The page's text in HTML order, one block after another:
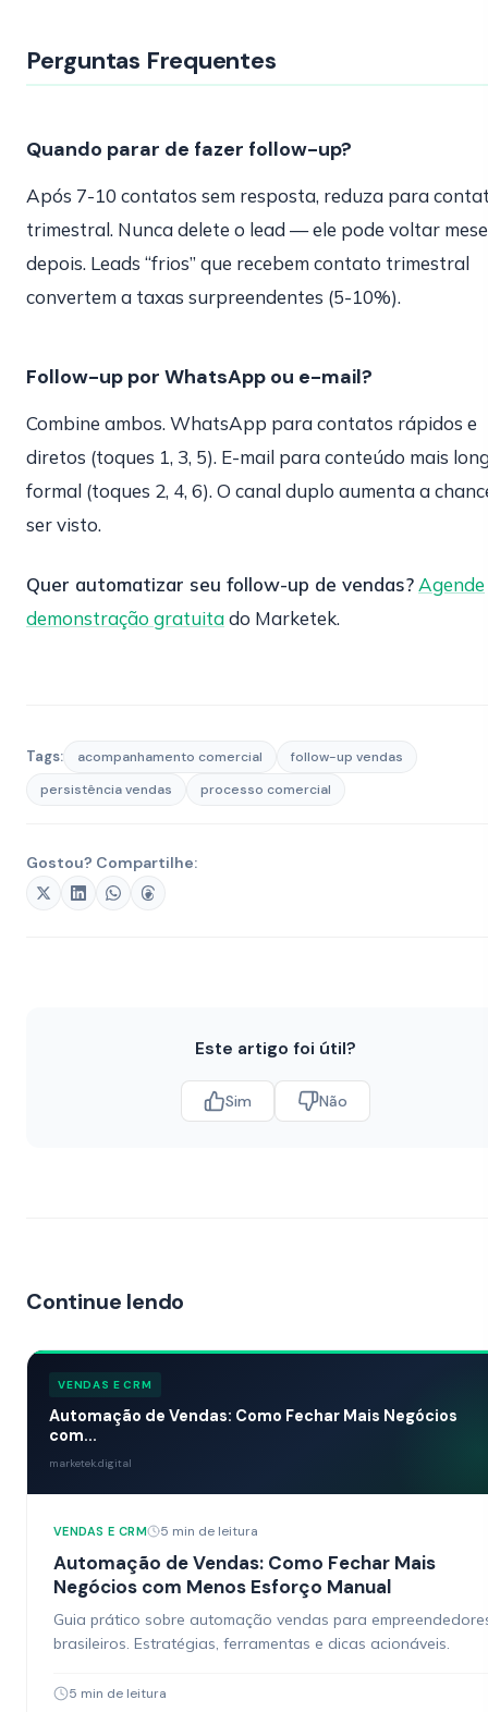
Perguntas Frequentes
Quando parar de fazer follow-up?
Após 7-10 contatos sem resposta, reduza para
trimestral. Nunca delete o lead — ele pode voltar
depois. Leads “frios” que recebem contato trimestral
convertem a taxas surpreendentes (5-10%).
Follow-up por WhatsApp ou e-mail?
Combine ambos. WhatsApp para contatos rápidos e
diretos (toques 1, 3, 5). E-mail para conteúdo mais
formal (toques 2, 4, 6). O canal duplo aumenta a
ser visto.
Quer automatizar seu follow-up de vendas? Agende
demonstração gratuitado Marketek.
Tags: acompanhamento comercial
follow-up vendas
persistência vendas
processo comercial
Gostou? Compartilhe:
Este artigo foi útil?
Sim Não
Continue lendo
VENDAS E CRM
Automação de Vendas: Como Fechar Mais Negócios
com...
marketek.digital
VENDAS E CRM 5 min de leitura
Automação de Vendas: Como Fechar Mais
Negócios com Menos Esforço Manual
Guia prático sobre automação vendas para
brasileiros. Estratégias, ferramentas e dicas acionáveis.
5 min de leitura